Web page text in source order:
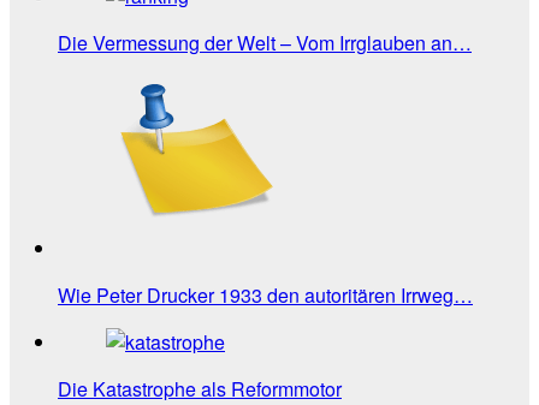
Die Vermessung der Welt – Vom Irrglauben an…
Wie Peter Drucker 1933 den autoritären Irrweg…
Die Katastrophe als Reformmotor